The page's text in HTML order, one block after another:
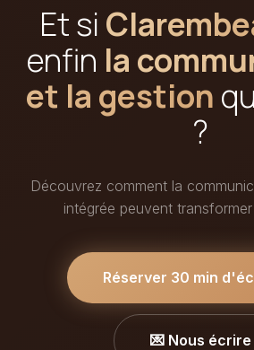
Et si
enfin la
et la gestion
?
Découvrez comment la
intégrée peuvent
Réserver 30 min
💌 Nous écrire